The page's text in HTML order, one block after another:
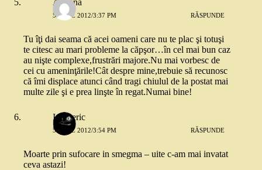
Adelina
5 IULIE 2012/3:37 PM RĂSPUNDE
Tu îţi dai seama că acei oameni care nu te plac şi totuşi
te citesc au mari probleme la căpşor…în cel mai bun caz
au nişte complexe,frustrări majore.Nu mai vorbesc de
cei cu ameninţările!Cât despre mine,trebuie să recunosc
că îmi displace atunci când tragi chiulul de la postat mai
multe zile şi e prea linşte în regat.Numai bine!
Intuneric
5 IULIE 2012/3:54 PM RĂSPUNDE
Moarte prin sufocare in smegma – uite c-am mai invatat
ceva astazi!